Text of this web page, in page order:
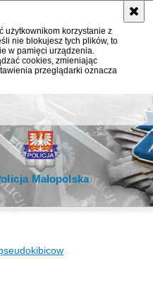
użytkownikom korzystanie z
nie blokujesz tych plików, to
w pamięci urządzenia.
cookies, zmieniając
przeglądarki oznacza
Małopolska